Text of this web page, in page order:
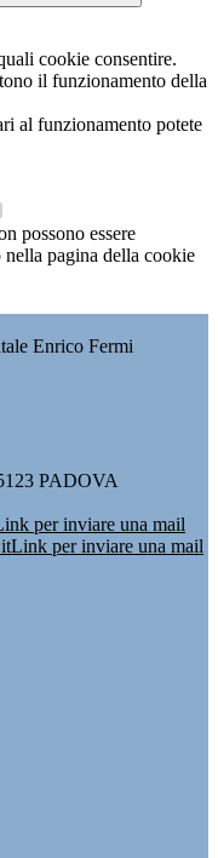
cookie consentire.
il funzionamento della
al funzionamento potete
possono essere
pagina della cookie
Enrico Fermi
PADOVA
per inviare una mail
Link per inviare una mail